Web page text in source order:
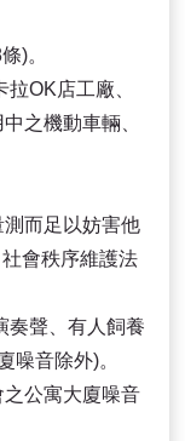
)。
OK店工廠、
之機動車輛、
測而足以妨害他
會秩序維護法
聲、有人飼養
噪音除外)。
之公寓大廈噪音